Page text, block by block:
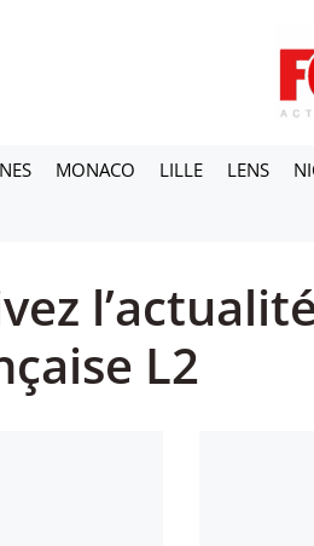
MONACO LILLE LENS
L2